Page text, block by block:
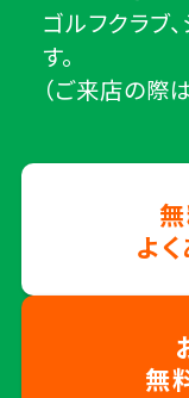
ゴルフクラブ
す。
（ご来店の際
よ
無